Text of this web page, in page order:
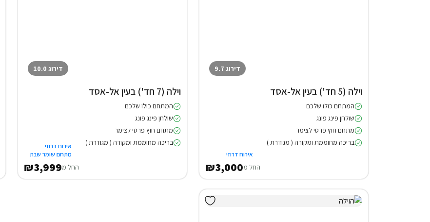
דירוג 9.7
וילה (5 חד') בעין אל-אסד
המתחם כולו שלכם
שולחן פינג פונג
מתחם חוץ פרטי לצימר
בריכה מחוממת ומקורה ( מגודרת )
אירוח דרוזי
החל מ₪3,000
דירוג 10.0
וילה (7 חד') בעין אל-אסד
המתחם כולו שלכם
שולחן פינג פונג
מתחם חוץ פרטי לצימר
בריכה מחוממת ומקורה ( מגודרת )
אירוח דרוזי
מתחם שומר שבת
החל מ₪3,999